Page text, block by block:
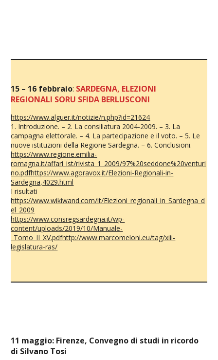
15 – 16 febbraio: SARDEGNA, ELEZIONI
REGIONALI SORU SFIDA BERLUSCONI
https://www.alguer.it/notizie/n.php?id=21624
1. Introduzione. – 2. La consiliatura 2004-2009. – 3. La
campagna elettorale. – 4. La partecipazione e il voto. – 5. Le
nuove istituzioni della Regione Sardegna. – 6. Conclusioni.
https://www.regione.emilia-
romagna.it/affari_ist/rivista_1_2009/97%20seddone%20venturi
no.pdfhttps://www.agoravox.it/Elezioni-Regionali-in-
Sardegna,4029.html
I risultati
https://www.wikiwand.com/it/Elezioni_regionali_in_Sardegna_d
el_2009
https://www.consregsardegna.it/wp-
content/uploads/2019/10/Manuale-
_Tomo_II_XV.pdfhttp://www.marcomeloni.eu/tag/xiii-
legislatura-ras/
11 maggio: Firenze, Convegno di studi in ricordo
di Silvano Tosi